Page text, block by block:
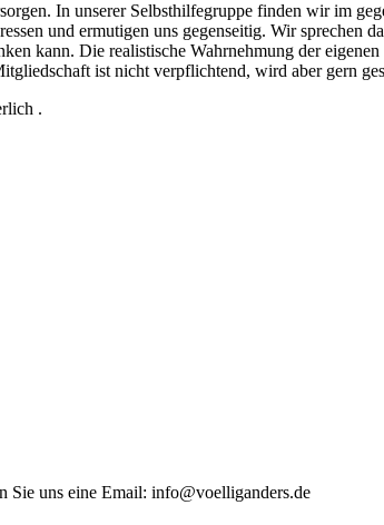
In unserer Selbsthilfegruppe finden wir im
und ermutigen uns gegenseitig. Wir sprechen
kann. Die realistische Wahrnehmung der
ist nicht verpflichtend, wird aber gern
.
Sie uns eine Email: info@voelliganders.de